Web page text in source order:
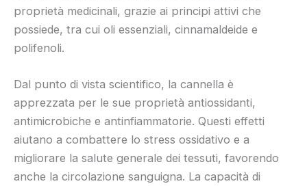
proprietà medicinali, grazie ai principi attivi che
possiede, tra cui oli essenziali, cinnamaldeide e
polifenoli.
Dal punto di vista scientifico, la cannella è
apprezzata per le sue proprietà antiossidanti,
antimicrobiche e antinfiammatorie. Questi effetti
aiutano a combattere lo stress ossidativo e a
migliorare la salute generale dei tessuti, favorendo
anche la circolazione sanguigna. La capacità di